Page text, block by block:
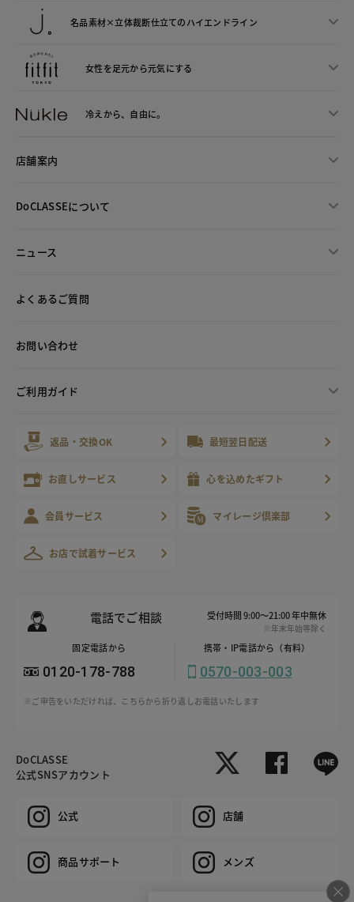
名品素材×立体裁断仕立てのハイエンドライン
女性を足元から元気にする
冷えから、 自由に。
店舗案内
DoCLASSEについて
ニュース
よくあるご質問
お問い合わせ
ご利用ガイド
返品・交換OK 最短翌日配送
お直しサービス 心を込めたギフト
会員サービス マイレージ倶楽部
お店で試着サービス
電話でご相談 受付時間 9:00～21:00 年中無休
※年末年始等除く
固定電話から
0120-178-788
携帯・IP電話から（有料）
0570-003-003
※ご申告をいただければ、こちらから折り返しお電話いたします
DoCLASSE
公式SNSアカウント
公式 店舗
商品サポート メンズ